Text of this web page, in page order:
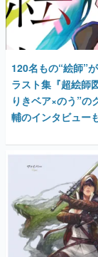
120名もの“絵師”
ラスト集『超絵師
りきベア×のう”の
輔のインタビュー